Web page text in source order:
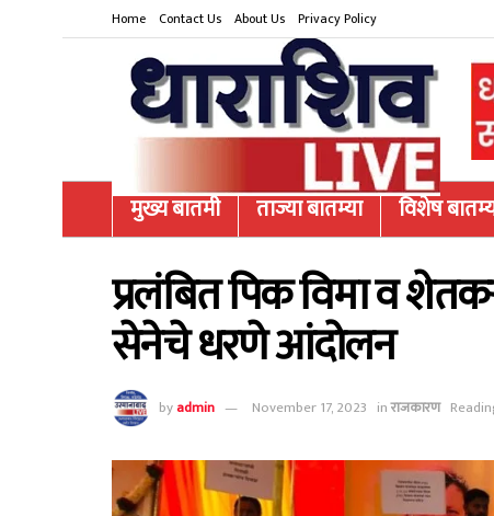
Home Contact Us About Us Privacy Policy
मुख्य बातमी ताज्या बातम्या विशेष
प्रलंबित पिक विमा व
सेनेचे धरणे आंदोलन
byadmin November 17, 2023 inराजकारण